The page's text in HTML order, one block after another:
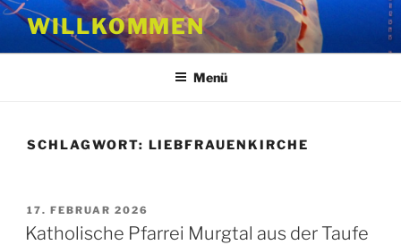
Zum
Inhalt
springen
WILLKOMMEN
Menü
SCHLAGWORT: LIEBFRAUENKIRCHE
VERÖFFENTLICHT
AM
17. FEBRUAR 2026
Katholische Pfarrei Murgtal aus der Taufe